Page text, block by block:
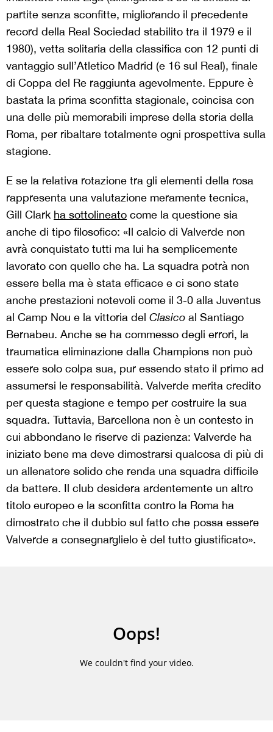
partite senza sconfitte, migliorando il precedente
record della Real Sociedad stabilito tra il 1979 e il
1980), vetta solitaria della classifica con 12 punti di
vantaggio sull’Atletico Madrid (e 16 sul Real), finale
di Coppa del Re raggiunta agevolmente. Eppure è
bastata la prima sconfitta stagionale, coincisa con
una delle più memorabili imprese della storia della
Roma, per ribaltare totalmente ogni prospettiva sulla
stagione.
E se la relativa rotazione tra gli elementi della rosa
rappresenta una valutazione meramente tecnica,
Gill Clark ha sottolineato come la questione sia
anche di tipo filosofico: «Il calcio di Valverde non
avrà conquistato tutti ma lui ha semplicemente
lavorato con quello che ha. La squadra potrà non
essere bella ma è stata efficace e ci sono state
anche prestazioni notevoli come il 3-0 alla Juventus
al Camp Nou e la vittoria del Clasico al Santiago
Bernabeu. Anche se ha commesso degli errori, la
traumatica eliminazione dalla Champions non può
essere solo colpa sua, pur essendo stato il primo ad
assumersi le responsabilità. Valverde merita credito
per questa stagione e tempo per costruire la sua
squadra. Tuttavia, Barcellona non è un contesto in
cui abbondano le riserve di pazienza: Valverde ha
iniziato bene ma deve dimostrarsi qualcosa di più di
un allenatore solido che renda una squadra difficile
da battere. Il club desidera ardentemente un altro
titolo europeo e la sconfitta contro la Roma ha
dimostrato che il dubbio sul fatto che possa essere
Valverde a consegnarglielo è del tutto giustificato».